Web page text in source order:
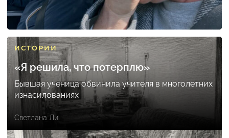
ИСТОРИИ
«Я решила, что потерплю»
Бывшая ученица обвинила учителя в многолетних
изнасилованиях
Светлана Ли